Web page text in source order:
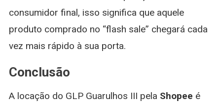
consumidor final, isso significa que aquele
produto comprado no “flash sale” chegará cada
vez mais rápido à sua porta.
Conclusão
A locação do GLP Guarulhos III pela Shopee é